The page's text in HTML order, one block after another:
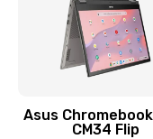
Защита
Asus
CM34 Flip